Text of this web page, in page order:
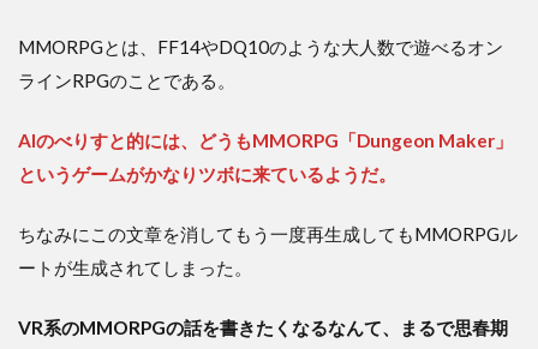
MMORPGとは、FF14やDQ10のような大人数で遊べるオン
ラインRPGのことである。
AIのべりすと的には、どうもMMORPG「Dungeon Maker」
というゲームがかなりツボに来ているようだ。
ちなみにこの文章を消してもう一度再生成してもMMORPGル
ートが生成されてしまった。
VR系のMMORPGの話を書きたくなるなんて、まるで思春期